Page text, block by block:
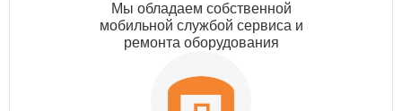
Мы обладаем собственной
мобильной службой сервиса и
ремонта оборудования